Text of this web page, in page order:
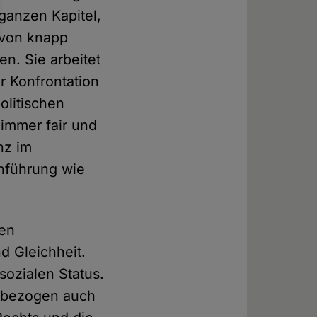
Kapitel,
knapp
Sie arbeitet
Konfrontation
fair und
im
wie
Gleichheit.
Status.
auch